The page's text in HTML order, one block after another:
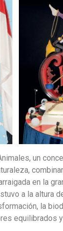
un
en la
a la altura
la
equilibrados